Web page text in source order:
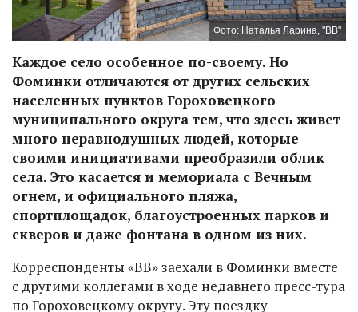
Фото: Наталья Ларина, "ВВ"
Каждое село особенное по-своему. Но
Фоминки отличаются от других сельских
населенных пунктов Гороховецкого
муниципального округа тем, что здесь живет
много неравнодушных людей, которые
своими инициативами преобразили облик
села. Это касается и мемориала с Вечным
огнем, и официального пляжа,
спортплощадок, благоустроенных парков и
скверов и даже фонтана в одном из них.
Корреспонденты «ВВ» заехали в Фоминки вместе
с другими коллегами в ходе недавнего пресс-тура
по Гороховецкому округу. Эту поездку